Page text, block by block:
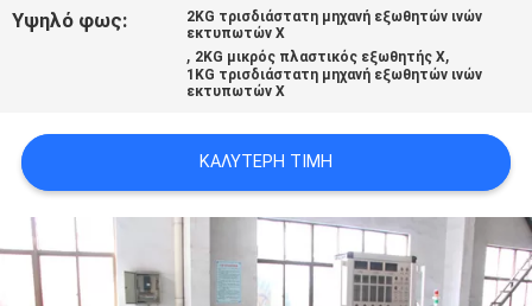
ΑΠΌΣΠΑΣΜΑ
PRIVACY
POLICY
Υψηλό φως:
2KG τρισδιάστατη μηχανή εξωθητών ινών
εκτυπωτών Χ
, 2KG μικρός πλαστικός εξωθητής Χ,
1KG τρισδιάστατη μηχανή εξωθητών ινών
εκτυπωτών Χ
ΚΑΛΎΤΕΡΗ ΤΙΜΉ